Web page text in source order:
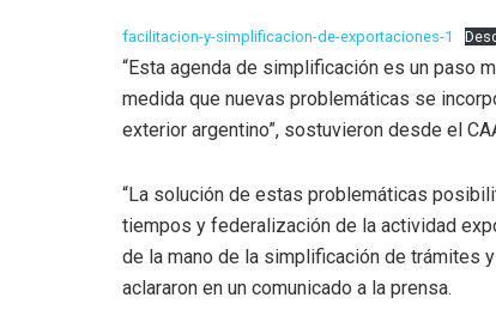
facilitacion-y-simplificacion-de-exportaciones-1
“Esta agenda de simplificación es un paso
medida que nuevas problemáticas se
exterior argentino”, sostuvieron desde el
“La solución de estas problemáticas
tiempos y federalización de la actividad
de la mano de la simplificación de trámites
aclararon en un comunicado a la prensa.